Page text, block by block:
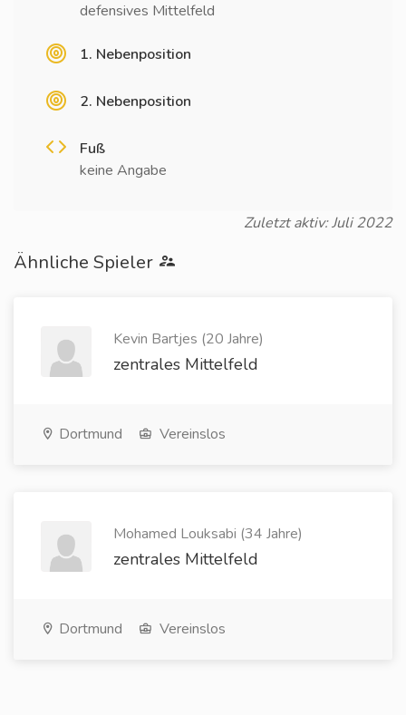
defensives Mittelfeld
1. Nebenposition
2. Nebenposition
Fuß
keine Angabe
Zuletzt aktiv: Juli 2022
Ähnliche Spieler
Kevin Bartjes (20 Jahre)
zentrales Mittelfeld
Dortmund Vereinslos
Mohamed Louksabi (34 Jahre)
zentrales Mittelfeld
Dortmund Vereinslos